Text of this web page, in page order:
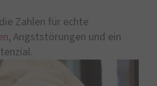
Zahlen für echte
, Angststörungen und ein